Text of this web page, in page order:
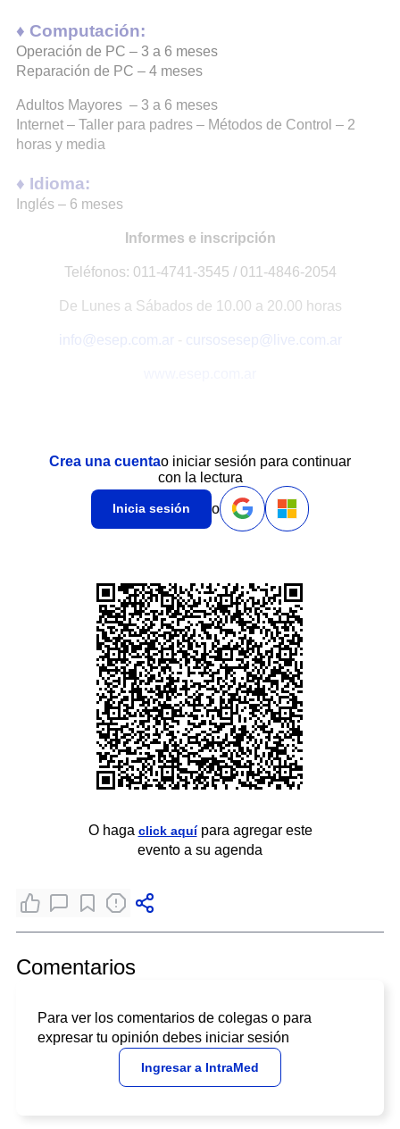
♦ Computación:
Operación de PC – 3 a 6 meses
Reparación de PC – 4 meses
Adultos Mayores – 3 a 6 meses
Internet – Taller para padres – Métodos de Control – 2
horas y media
♦ Idioma:
Inglés – 6 meses
Informes e inscripción
Teléfonos: 011-4741-3545 / 011-4846-2054
De Lunes a Sábados de 10.00 a 20.00 horas
info@esep.com.ar- cursosesep@live.com.ar
Crea una cuentao iniciar sesión para continuar
con la lectura
Inicia sesión o
O haga click aquípara agregar este
evento a su agenda
Comentarios
Para ver los comentarios de colegas o para
expresar tu opinión debes iniciar sesión
Ingresar a IntraMed